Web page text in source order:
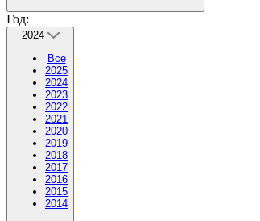
Год:
2024
Все
2025
2024
2023
2022
2021
2020
2019
2018
2017
2016
2015
2014